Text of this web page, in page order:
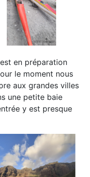
est en préparation
le moment nous
aux grandes villes
une petite baie
y est presque